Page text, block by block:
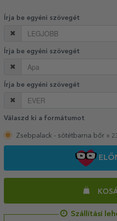
Írja be egyéni szövegét
Írja be egyéni szövegét
Írja be egyéni szövegét
Válaszd ki a formátumot
Zsebpalack - sötétbarna bőr »
Szállítási